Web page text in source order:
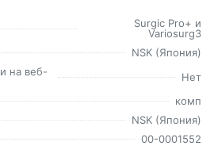
Surgic Pro+ и
Variosurg3
NSK (Япония)
на веб-
Нет
комп
NSK (Япония)
00-0001552